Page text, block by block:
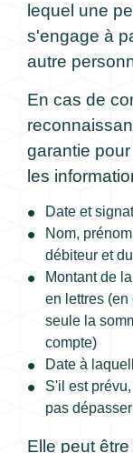
lequel une
s'engage à
autre
En cas de
garantie
les
Date et
Nom,
débiteur et
Montant de
en lettres (en
seule la
compte)
Date à
S'il est
pas
Elle peut